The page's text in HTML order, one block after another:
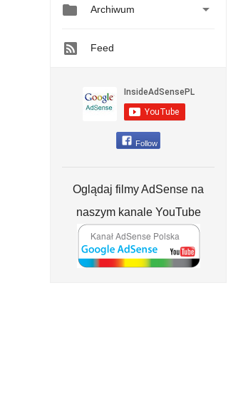
 Archiwum 
Feed
Follow
Oglądaj filmy AdSense na
naszym kanale YouTube